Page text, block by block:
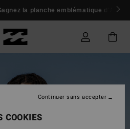
la planche emblématique d'Andy
COOKIES
Continuer sans accepter